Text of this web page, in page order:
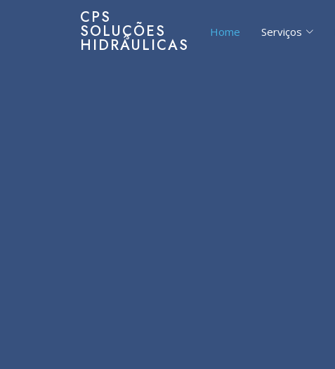
CPS
SOLUÇÕES
HIDRÁULICAS
Home Serviços